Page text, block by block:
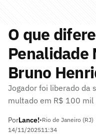
O que
Penalidade
Bruno
Jogador foi liberado da
multado em R$ 100 mil
PorLance!•Rio de Janeiro (RJ)
14/11/202511:34